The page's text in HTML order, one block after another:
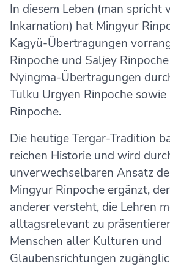
In diesem Leben (man spricht
Inkarnation) hat Mingyur
Kagyü-Übertragungen
Rinpoche und Saljey
Nyingma-Übertragungen
Tulku Urgyen Rinpoche
Rinpoche.
Die heutige Tergar-Tradition
reichen Historie und wird
unverwechselbaren Ansatz
Mingyur Rinpoche ergänzt,
anderer versteht, die Lehren
alltagsrelevant zu
Menschen aller Kulturen und
Glaubensrichtungen